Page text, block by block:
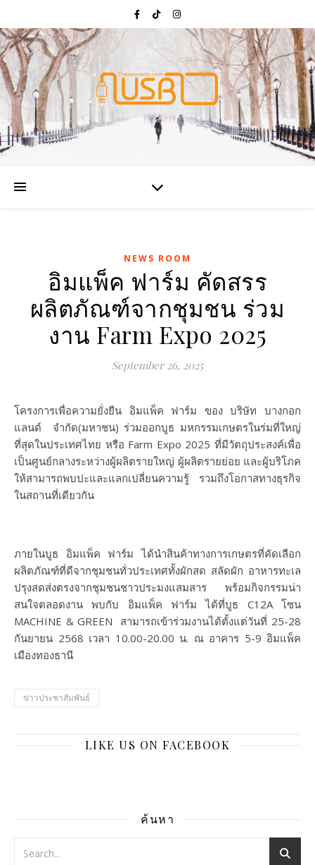
NEWS ROOM
อิมแพ็ค ฟาร์ม คัดสรร
ผลิตภัณฑ์จากชุมชน ร่วม
งาน Farm Expo 2025
September 26, 2025
โครงการเพื่อความยั่งยืน อิมแพ็ค ฟาร์ม ของ บริษัท บางกอก
แลนด์ จำกัด(มหาชน) ร่วมออกบูธ มหกรรมเกษตรในร่มที่ใหญ่
ที่สุดในประเทศไทย หรือ Farm Expo 2025 ที่มีวัตถุประสงค์เพื่อ
เป็นศูนย์กลางระหว่างผู้ผลิตรายใหญ่ ผู้ผลิตรายย่อย และผู้บริโภค
ให้สามารถพบปะและแลกเปลี่ยนความรู้ รวมถึงโอกาสทางธุรกิจ
ในสถานที่เดียวกัน
ภายในบูธ อิมแพ็ค ฟาร์ม ได้นำสินค้าทางการเกษตรที่คัดเลือก
ผลิตภัณฑ์ที่ดีจากชุมชนทั่วประเทศทั้งผักสด สลัดผัก อาหารทะเล
ปรุงสดส่งตรงจากชุมชนชาวประมงแสมสาร พร้อมกิจกรรมน่า
สนใจตลอดงาน พบกับ อิมแพ็ค ฟาร์ม ได้ที่บูธ C12A โซน
MACHINE & GREEN สามารถเข้าร่วมงานได้ตั้งแต่วันที่ 25-28
กันยายน 2568 เวลา 10.00-20.00 น. ณ อาคาร 5-9 อิมแพ็ค
เมืองทองธานี
ข่าวประชาสัมพันธ์
LIKE US ON FACEBOOK
ค้นหา